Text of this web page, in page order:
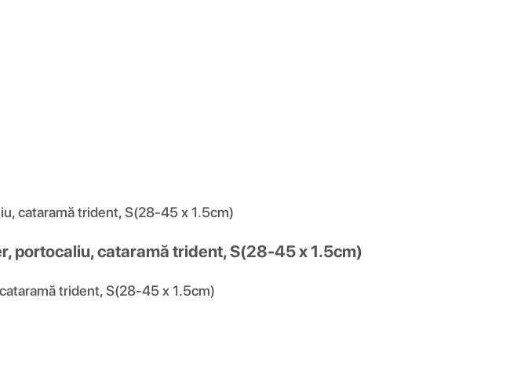
cataramă trident, S(28-45 x 1.5cm)
portocaliu, cataramă trident, S(28-45 x 1.5cm)